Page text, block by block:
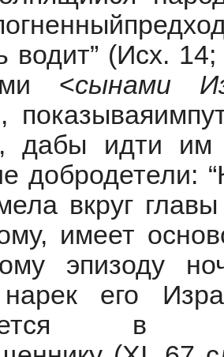
водит” (Исх.
<сынами
дабы идти
добродетели:
вкруг
имеет
эпизоду
его
в